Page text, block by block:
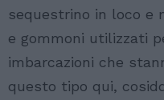
sequestrino in loco e
e gommoni utilizzati
imbarcazioni che
questo tipo qui,